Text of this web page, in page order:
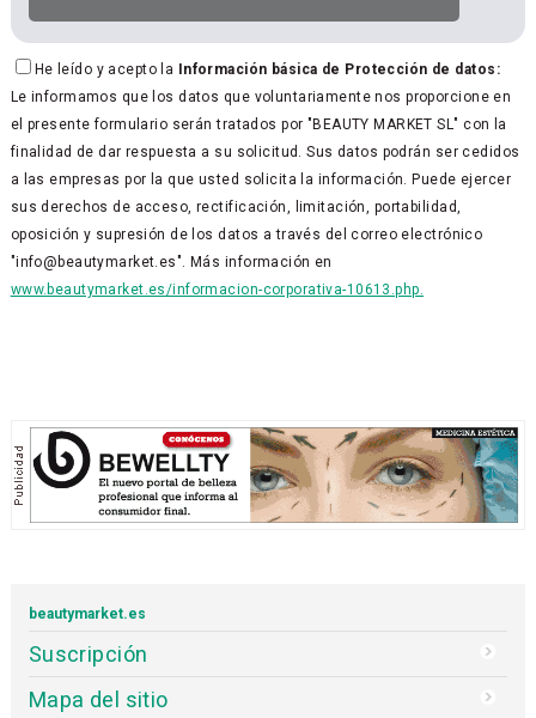
He leído y acepto la Información básica de Protección de datos:
Le informamos que los datos que voluntariamente nos proporcione en
el presente formulario serán tratados por "BEAUTY MARKET SL" con la
finalidad de dar respuesta a su solicitud. Sus datos podrán ser cedidos
a las empresas por la que usted solicita la información. Puede ejercer
sus derechos de acceso, rectificación, limitación, portabilidad,
oposición y supresión de los datos a través del correo electrónico
"info@beautymarket.es". Más información en
www.beautymarket.es/informacion-corporativa-10613.php.
beautymarket.es
Suscripción
Mapa del sitio